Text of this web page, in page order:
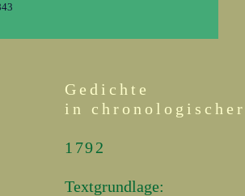
Gedichte
in
1792
Textgrundlage: